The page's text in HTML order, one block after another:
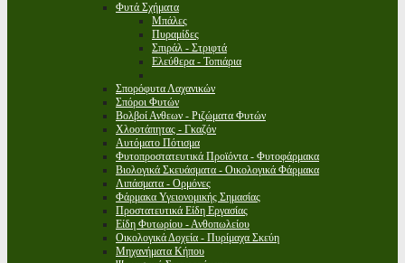
Φυτά Σχήματα
Μπάλες
Πυραμίδες
Σπιράλ - Στριφτά
Ελεύθερα - Τοπιάρια
Σπορόφυτα Λαχανικών
Σπόροι Φυτών
Βολβοί Ανθεων - Ριζώματα Φυτών
Χλοοτάπητας - Γκαζόν
Αυτόματο Πότισμα
Φυτοπροστατευτικά Προϊόντα - Φυτοφάρμακα
Βιολογικά Σκευάσματα - Οικολογικά Φάρμακα
Λιπάσματα - Ορμόνες
Φάρμακα Υγειονομικής Σημασίας
Προστατευτικά Είδη Εργασίας
Είδη Φυτωρίου - Ανθοπωλείου
Οικολογικά Δοχεία - Πυρίμαχα Σκεύη
Μηχανήματα Κήπου